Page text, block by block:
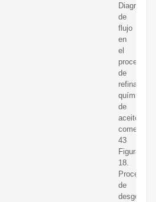
Diagrama
de
flujo
en
el
proceso
de
refinación
química
de
aceites
43
Figura
18.
Proceso
de